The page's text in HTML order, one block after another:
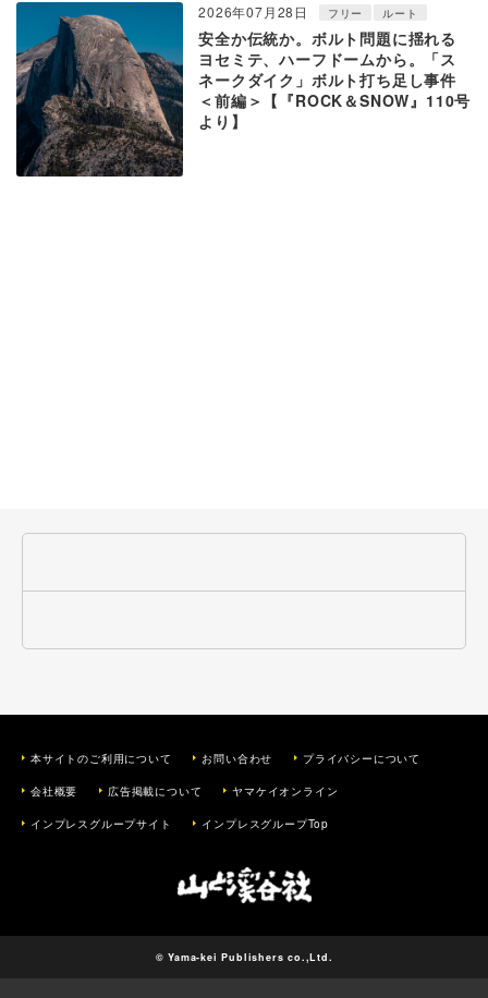
2026年07月28日 フリー ルート
安全か伝統か。ボルト問題に揺れる
ヨセミテ、ハーフドームから。「ス
ネークダイク」ボルト打ち足し事件
＜前編＞【『ROCK＆SNOW』110号
より】
本サイトのご利用について お問い合わせ プライバシーについて
会社概要 広告掲載について ヤマケイオンライン
インプレスグループサイト インプレスグループTop
© Yama-kei Publishers co.,Ltd.